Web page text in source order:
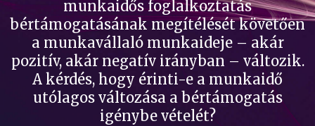
munkaidős foglalkoztatás
bértámogatásának megítélését követően
a munkavállaló munkaideje – akár
pozitív, akár negatív irányban – változik.
A kérdés, hogy érinti-e a munkaidő
utólagos változása a bértámogatás
igénybe vételét?